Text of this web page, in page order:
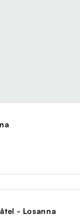
- Losanna